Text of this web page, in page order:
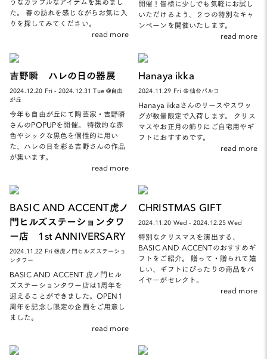
た。 春の訪れを感じながらお気に入
りを探してみてください。
read more
開催！皆様に少しでも気軽にお試し
いただけるよう、２つの特別なキャ
ンペーンを開催いたします。
read more
吉野瞬 ハレの日の器展
2024.12.20 Fri - 2024.12.31 Tue @自由
が丘
今年も自由が丘にて陶芸家・吉野瞬
さんのPOPUPを開催。 特徴的な赤
色やシックな黒色を個性的に用い
た、ハレの日を彩る吉野さんの作品
が集います。
read more
Hanaya ikka
2024.11.29 Fri ＠仙台パルコ
Hanaya ikkaさんのリースやスワッ
グが数量限定で入荷します。 クリス
マスやお正月の飾りにご自宅用やギ
フトにおすすめです。
read more
BASIC AND ACCENT虎ノ
門ヒルズステーションタワ
ー店 1st ANNIVERSARY
2024.11.22 Fri @虎ノ門ヒルズステーショ
ンタワー
BASIC AND ACCENT 虎ノ門ヒル
ズステーションタワー店は1周年を
迎えることができました。OPEN1
周年を記念し限定の企画をご用意し
ました。
read more
CHRISTMAS GIFT
2024.11.20 Wed - 2024.12.25 Wed
特別なクリスマスを演出する、
BASIC AND ACCENTのおすすめギ
フトをご紹介。 贈って・贈られて嬉
しい、ギフトにぴったりの商品をバ
イヤーがセレクト。
read more